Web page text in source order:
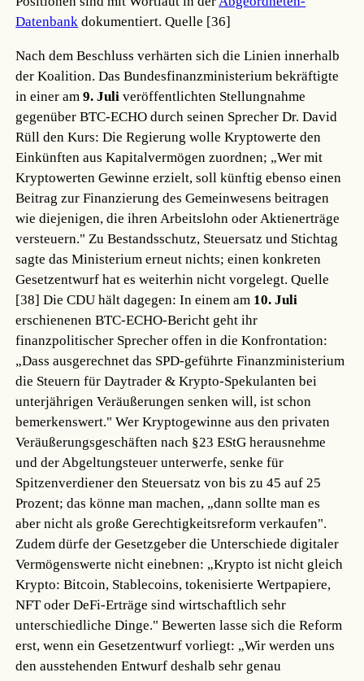
Datenbank dokumentiert.Quelle [36]
Nach dem Beschluss verhärten sich die Linien innerhalb
der Koalition. Das Bundesfinanzministerium bekräftigte
in einer am9. Juli veröffentlichten Stellungnahme
gegenüber BTC-ECHO durch seinen Sprecher Dr. David
Rüll den Kurs: Die Regierung wolle Kryptowerte den
Einkünften aus Kapitalvermögen zuordnen; „Wer mit
Kryptowerten Gewinne erzielt, soll künftig ebenso einen
Beitrag zur Finanzierung des Gemeinwesens beitragen
wie diejenigen, die ihren Arbeitslohn oder Aktienerträge
versteuern." Zu Bestandsschutz, Steuersatz und Stichtag
sagte das Ministerium erneut nichts; einen konkreten
Gesetzentwurf hat es weiterhin nicht vorgelegt.Quelle
[38] Die CDU hält dagegen: In einem am 10. Juli
erschienenen BTC-ECHO-Bericht geht ihr
finanzpolitischer Sprecher offen in die Konfrontation:
„Dass ausgerechnet das SPD-geführte Finanzministerium
die Steuern für Daytrader & Krypto-Spekulanten bei
unterjährigen Veräußerungen senken will, ist schon
bemerkenswert." Wer Kryptogewinne aus den privaten
Veräußerungsgeschäften nach §23 EStG herausnehme
und der Abgeltungsteuer unterwerfe, senke für
Spitzenverdiener den Steuersatz von bis zu 45 auf 25
Prozent; das könne man machen, „dann sollte man es
aber nicht als große Gerechtigkeitsreform verkaufen".
Zudem dürfe der Gesetzgeber die Unterschiede digitaler
Vermögenswerte nicht einebnen: „Krypto ist nicht gleich
Krypto: Bitcoin, Stablecoins, tokenisierte Wertpapiere,
NFT oder DeFi-Erträge sind wirtschaftlich sehr
unterschiedliche Dinge." Bewerten lasse sich die Reform
erst, wenn ein Gesetzentwurf vorliegt: „Wir werden uns
den ausstehenden Entwurf deshalb sehr genau